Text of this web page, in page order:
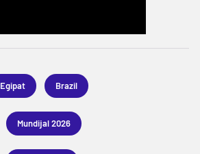
Egipat Brazil
Mundijal 2026